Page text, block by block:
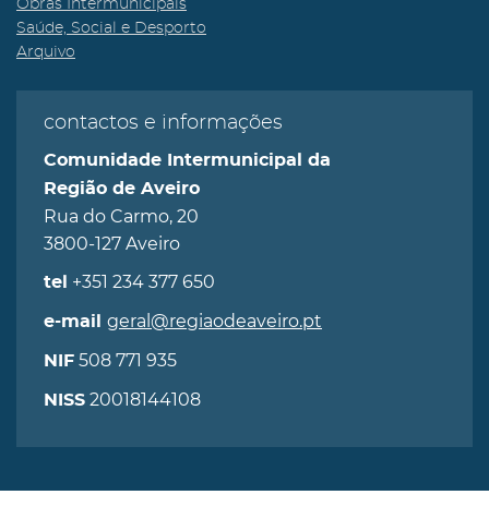
Obras Intermunicipais
Saúde, Social e Desporto
Arquivo
contactos e informações
Comunidade Intermunicipal da
Região de Aveiro
Rua do Carmo, 20
3800-127 Aveiro
tel +351 234 377 650
e-mail geral@regiaodeaveiro.pt
NIF 508 771 935
NISS 20018144108